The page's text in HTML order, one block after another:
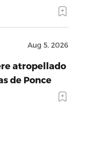
Aug 5, 2026
atropellado
de Ponce